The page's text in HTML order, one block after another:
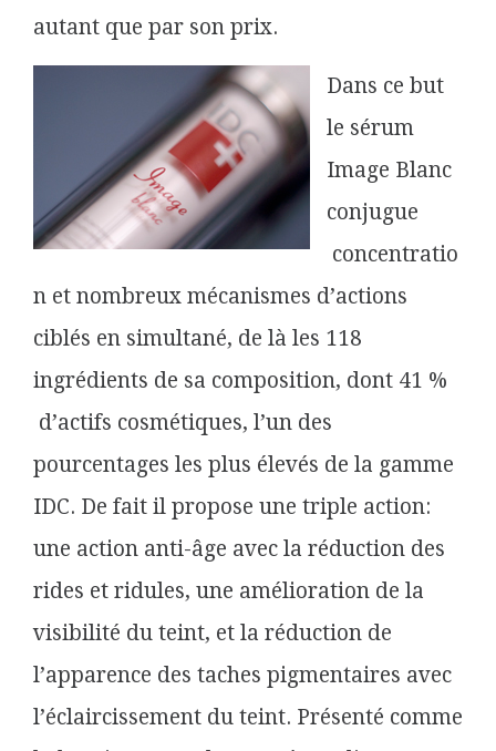
autant que par son prix.
Dans ce but
le sérum
Image Blanc
conjugue
concentratio
n et nombreux mécanismes d’actions
ciblés en simultané, de là les 118
ingrédients de sa composition, dont 41 %
d’actifs cosmétiques, l’un des
pourcentages les plus élevés de la gamme
IDC. De fait il propose une triple action:
une action anti-âge avec la réduction des
rides et ridules, une amélioration de la
visibilité du teint, et la réduction de
l’apparence des taches pigmentaires avec
l’éclaircissement du teint. Présenté comme